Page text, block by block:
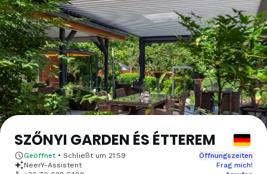
SZŐNYI GARDEN ÉS ÉTTEREM
Geöffnet• Schließt um 21:59
Öffnungszeiten
NeerY-Assistent
Frag mich!